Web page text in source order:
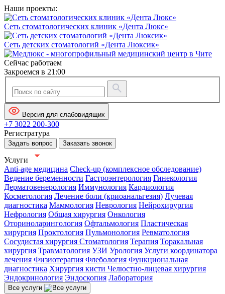
Наши проекты:
Сеть стоматологических клиник «Дента Люкс»
Сеть детских стоматологий «Дента Люксик»
Сейчас работаем
Закроемся в 21:00
Версия для слабовидящих
+7 3022 200-300
Регистратура
Задать вопрос Заказать звонок
Услуги
Anti-age медицина Check-up (комплексное обследование)
Ведение беременности Гастроэнтерология Гинекология
Дерматовенерология Иммунология Кардиология
Косметология Лечение боли (криоанальгезия) Лучевая
диагностика Маммология Неврология Нейрохирургия
Нефрология Общая хирургия Онкология
Оториноларингология Офтальмология Пластическая
хирургия Проктология Пульмонология Ревматология
Сосудистая хирургия Стоматология Терапия Торакальная
хирургия Травматология УЗИ Урология Услуги координатора
лечения Физиотерапия Флебология Функциональная
диагностика Хирургия кисти Челюстно-лицевая хирургия
Эндокринология Эндоскопия Лаборатория
Все услуги